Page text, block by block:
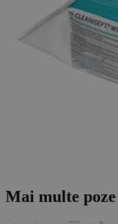
Mai multe poze